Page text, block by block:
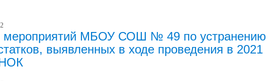
мероприятий МБОУ СОШ № 49 по устранению
выявленных в ходе проведения в 2021